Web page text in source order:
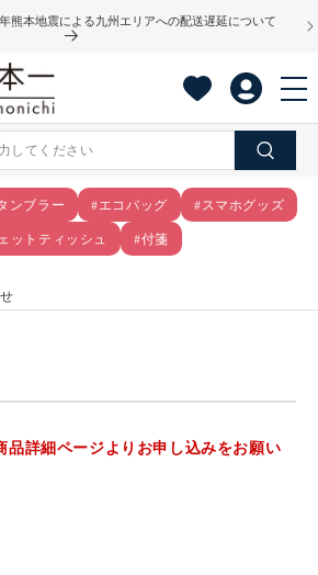
熊本地震による九州エリアへの配送遅延について
ンブラー #エコバッグ #スマホグッズ
ットティッシュ #付箋
詳細ページよりお申し込みをお願い